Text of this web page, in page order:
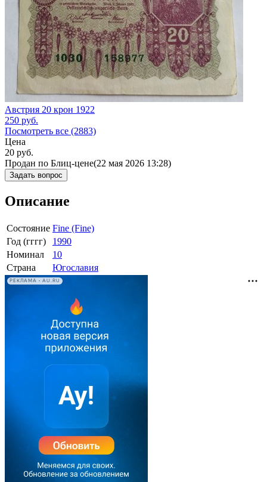
Австрия 20 крон 1922
250 руб.
Посмотреть все (2883)
Цена
20 руб.
Продан по Блиц-цене(22 мая 2026 13:28)
Задать вопрос
Описание
Состояние Fine (Fine)
Год (гггг)
1990
Номинал
10
Страна
Югославия
РЕКЛАМА • AU.RU